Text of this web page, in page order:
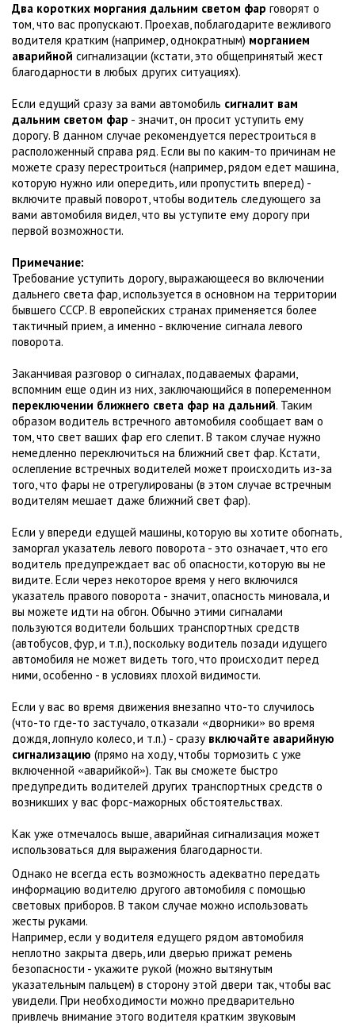
Два коротких моргания дальним светом фар говорят о
том, что вас пропускают. Проехав, поблагодарите вежливого
водителя кратким (например, однократным) морганием
аварийной сигнализации (кстати, это общепринятый жест
благодарности в любых других ситуациях).
Если едущий сразу за вами автомобиль сигналит вам
дальним светом фар - значит, он просит уступить ему
дорогу. В данном случае рекомендуется перестроиться в
расположенный справа ряд. Если вы по каким-то причинам не
можете сразу перестроиться (например, рядом едет машина,
которую нужно или опередить, или пропустить вперед) -
включите правый поворот, чтобы водитель следующего за
вами автомобиля видел, что вы уступите ему дорогу при
первой возможности.
Примечание:
Требование уступить дорогу, выражающееся во включении
дальнего света фар, используется в основном на территории
бывшего СССР. В европейских странах применяется более
тактичный прием, а именно - включение сигнала левого
поворота.
Заканчивая разговор о сигналах, подаваемых фарами,
вспомним еще один из них, заключающийся в попеременном
переключении ближнего света фар на дальний. Таким
образом водитель встречного автомобиля сообщает вам о
том, что свет ваших фар его слепит. В таком случае нужно
немедленно переключиться на ближний свет фар. Кстати,
ослепление встречных водителей может происходить из-за
того, что фары не отрегулированы (в этом случае встречным
водителям мешает даже ближний свет фар).
Если у впереди едущей машины, которую вы хотите обогнать,
заморгал указатель левого поворота - это означает, что его
водитель предупреждает вас об опасности, которую вы не
видите. Если через некоторое время у него включился
указатель правого поворота - значит, опасность миновала, и
вы можете идти на обгон. Обычно этими сигналами
пользуются водители больших транспортных средств
(автобусов, фур, и т.п.), поскольку водитель позади идущего
автомобиля не может видеть того, что происходит перед
ними, особенно - в условиях плохой видимости.
Если у вас во время движения внезапно что-то случилось
(что-то где-то застучало, отказали «дворники» во время
дождя, лопнуло колесо, и т.п.) - сразу включайте аварийную
сигнализацию (прямо на ходу, чтобы тормозить с уже
включенной «аварийкой»). Так вы сможете быстро
предупредить водителей других транспортных средств о
возникших у вас форс-мажорных обстоятельствах.
Как уже отмечалось выше, аварийная сигнализация может
использоваться для выражения благодарности.
Однако не всегда есть возможность адекватно передать
информацию водителю другого автомобиля с помощью
световых приборов. В таком случае можно использовать
жесты руками.
Например, если у водителя едущего рядом автомобиля
неплотно закрыта дверь, или дверью прижат ремень
безопасности - укажите рукой (можно вытянутым
указательным пальцем) в сторону этой двери так, чтобы вас
увидели. При необходимости можно предварительно
привлечь внимание этого водителя кратким звуковым